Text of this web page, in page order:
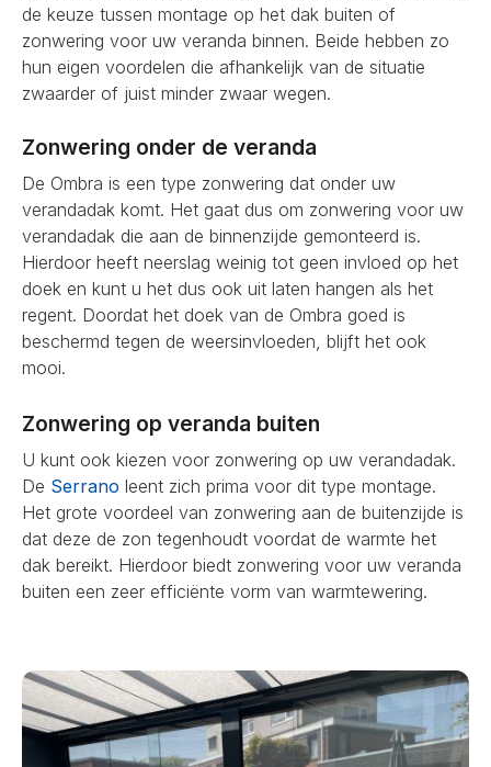
de keuze tussen montage op het dak buiten of
zonwering voor uw veranda binnen. Beide hebben zo
hun eigen voordelen die afhankelijk van de situatie
zwaarder of juist minder zwaar wegen.
Zonwering onder de veranda
De Ombra is een type zonwering dat onder uw
verandadak komt. Het gaat dus om zonwering voor uw
verandadak die aan de binnenzijde gemonteerd is.
Hierdoor heeft neerslag weinig tot geen invloed op het
doek en kunt u het dus ook uit laten hangen als het
regent. Doordat het doek van de Ombra goed is
beschermd tegen de weersinvloeden, blijft het ook
mooi.
Zonwering op veranda buiten
U kunt ook kiezen voor zonwering op uw verandadak.
De Serrano leent zich prima voor dit type montage.
Het grote voordeel van zonwering aan de buitenzijde is
dat deze de zon tegenhoudt voordat de warmte het
dak bereikt. Hierdoor biedt zonwering voor uw veranda
buiten een zeer efficiënte vorm van warmtewering.